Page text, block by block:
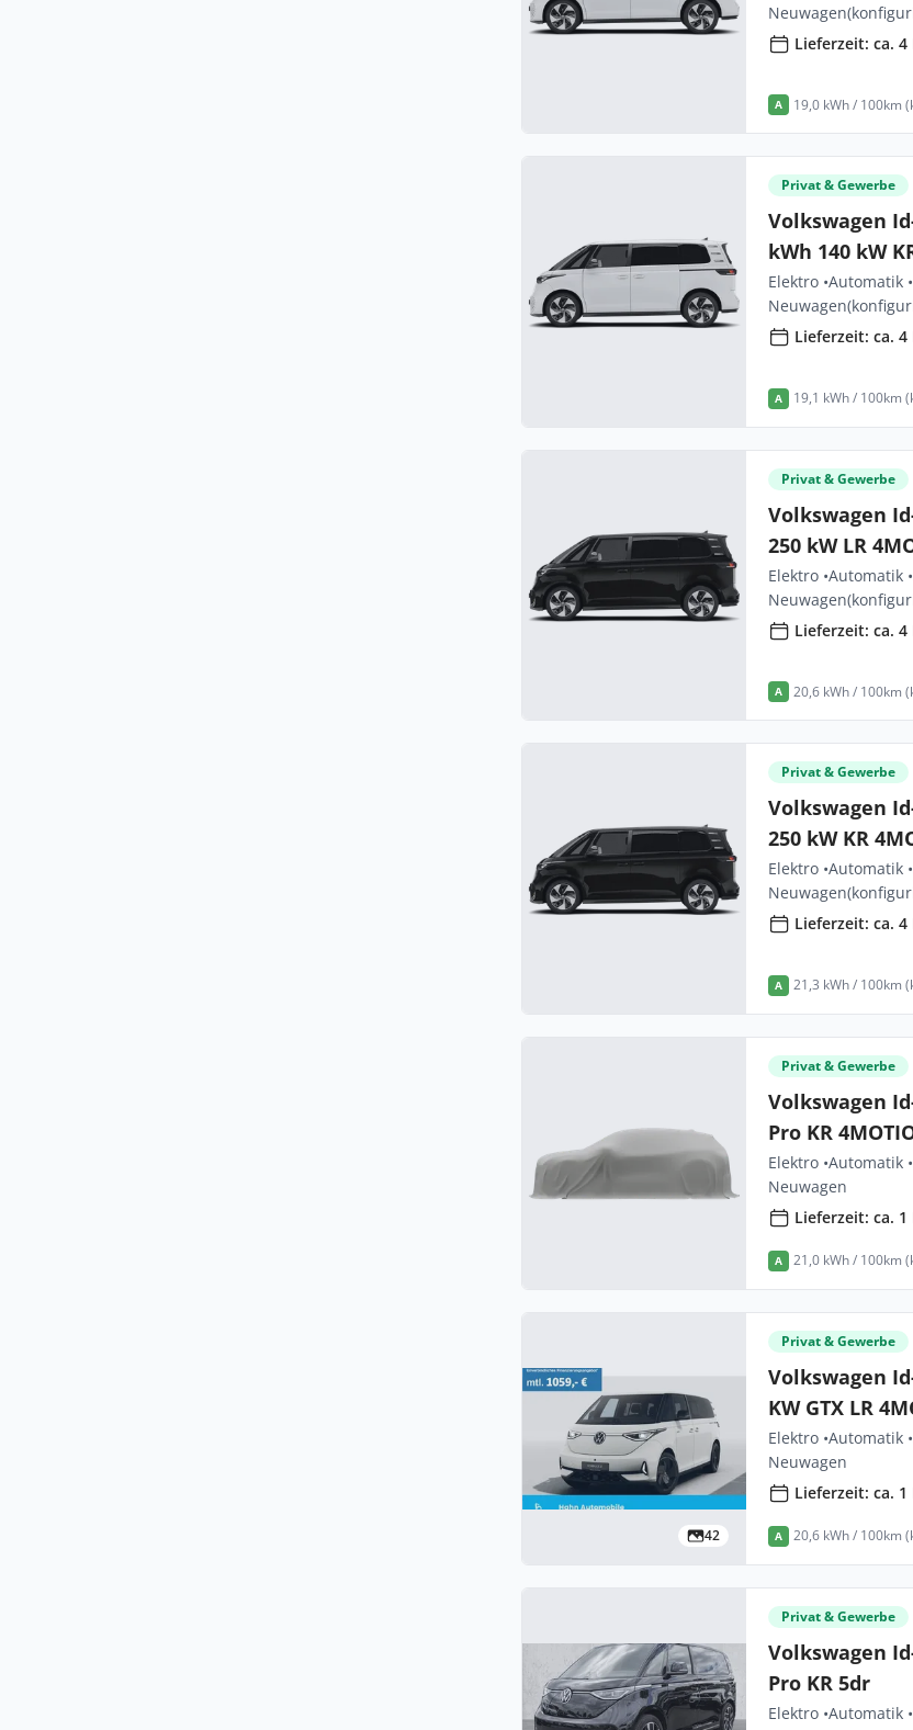
Neuwagen
Lieferzeit: ca.
A 19,0 kWh / 100km
Privat & Gewerbe
Volkswagen
kWh 140 kW
Elektro •Automatik •
Neuwagen
Lieferzeit: ca.
A 19,1 kWh / 100km
Privat & Gewerbe
Volkswagen
250 kW LR
Elektro •Automatik •
Neuwagen
Lieferzeit: ca.
A 20,6 kWh / 100km
Privat & Gewerbe
Volkswagen
250 kW KR
Elektro •Automatik •
Neuwagen
Lieferzeit: ca.
A 21,3 kWh / 100km
Privat & Gewerbe
Volkswagen
Pro KR
Elektro •Automatik •
Neuwagen
Lieferzeit: ca.
A 21,0 kWh / 100km
42
Privat & Gewerbe
Volkswagen
KW GTX LR
Elektro •Automatik •
Neuwagen
Lieferzeit: ca.
A 20,6 kWh / 100km
Privat & Gewerbe
Volkswagen
Pro KR 5dr
Elektro •Automatik •